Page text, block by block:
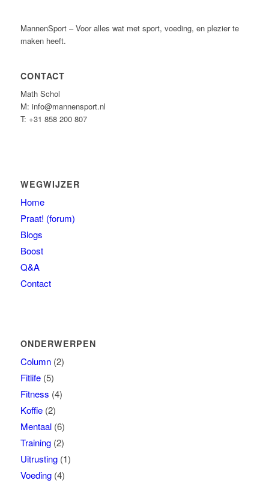
MannenSport – Voor alles wat met sport, voeding, en plezier te
maken heeft.
CONTACT
Math Schol
M: info@mannensport.nl
T: +31 858 200 807
WEGWIJZER
Home
Praat! (forum)
Blogs
Boost
Q&A
Contact
ONDERWERPEN
Column(2)
Fitlife(5)
Fitness (4)
Koffie(2)
Mentaal(6)
Training(2)
Uitrusting(1)
Voeding(4)